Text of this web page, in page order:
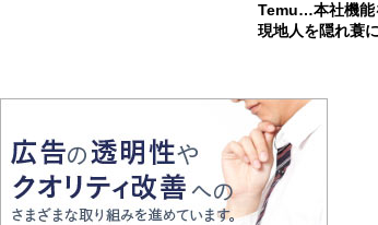
Temu…本社機能
現地人を隠れ蓑